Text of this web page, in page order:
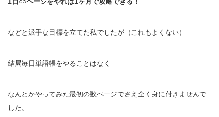
などと派手な目標を立てた私でしたが（これもよくない）
結局毎日単語帳をやることはなく
なんとかやってみた最初の数ページでさえ全く身に付きませんで
した。